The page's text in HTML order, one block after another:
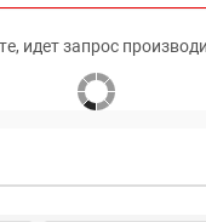
идет запрос